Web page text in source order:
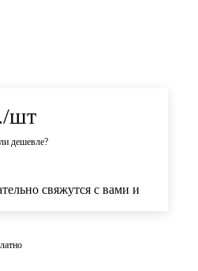
/шт
дешевле?
свяжутся с вами и